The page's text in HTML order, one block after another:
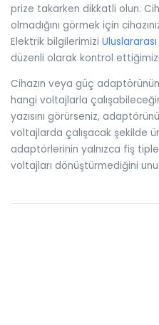
prize takarken dikkatli olun.
olmadığını görmek için
Elektrik bilgilerimizi
düzenli olarak kontrol
Cihazın veya güç
hangi voltajlarla
yazısını görürseniz,
voltajlarda çalışacak şekilde
adaptörlerinin yalnızca fiş
voltajları dönüştürmediğini